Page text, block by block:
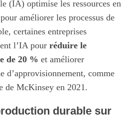
(IA) optimise les ressources en
améliorer les processus de
certaines entreprises
l’IA pour réduire le
de 20 % et améliorer
d’approvisionnement, comme
de McKinsey en 2021.
durable sur